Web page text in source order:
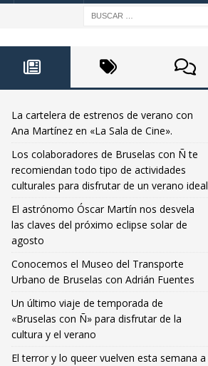
La cartelera de estrenos de verano con
Ana Martínez en «La Sala de Cine».
Los colaboradores de Bruselas con Ñ te
recomiendan todo tipo de actividades
culturales para disfrutar de un verano ideal
El astrónomo Óscar Martín nos desvela
las claves del próximo eclipse solar de
agosto
Conocemos el Museo del Transporte
Urbano de Bruselas con Adrián Fuentes
Un último viaje de temporada de
«Bruselas con Ñ» para disfrutar de la
cultura y el verano
El terror y lo queer vuelven esta semana a